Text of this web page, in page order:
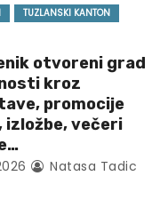
TUZLANSKI KANTON
otvoreni grad
kroz
promocije
izložbe, večeri
Natasa Tadic